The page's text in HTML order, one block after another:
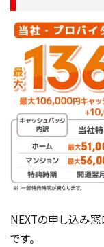
NEXTの申し込み窓
です。